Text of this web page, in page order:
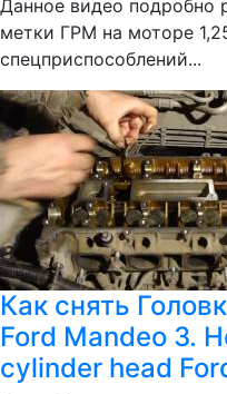
Данное видео подробно
метки ГРМ на моторе
спецприспособлений...
Как снять
Ford Mandeo 3.
cylinder head